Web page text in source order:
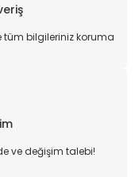
tüm bilgileriniz koruma
ve değişim talebi!